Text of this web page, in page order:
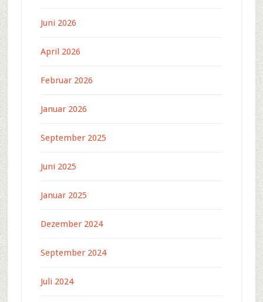
Juni 2026
April 2026
Februar 2026
Januar 2026
September 2025
Juni 2025
Januar 2025
Dezember 2024
September 2024
Juli 2024